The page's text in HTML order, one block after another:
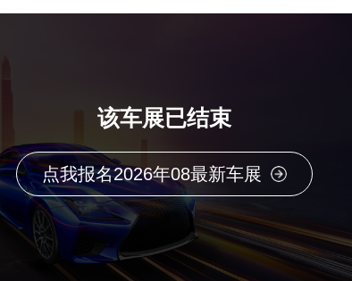
该车展已结束
点我报名2026年08最新车展